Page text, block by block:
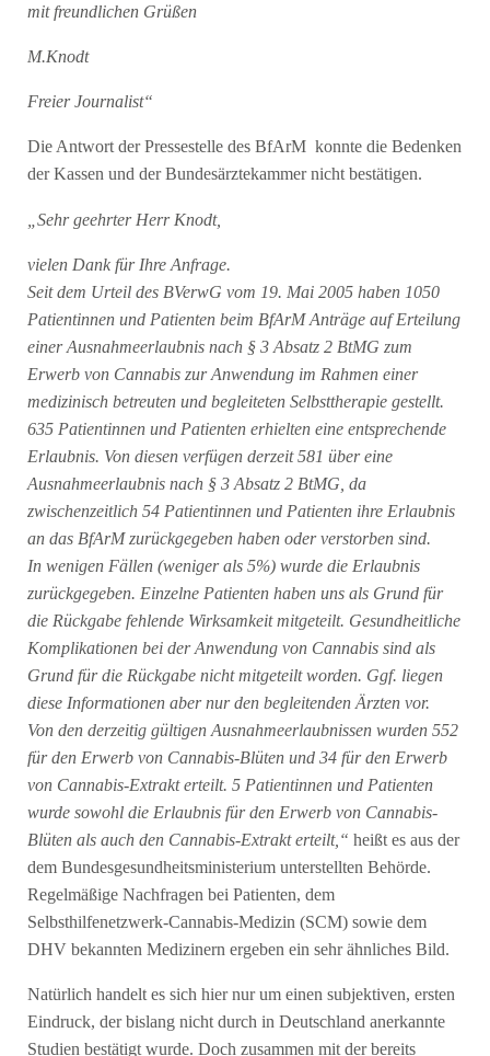
mit freundlichen Grüßen
M.Knodt
Freier Journalist“
Die Antwort der Pressestelle des BfArM konnte die Bedenken
der Kassen und der Bundesärztekammer nicht bestätigen.
„Sehr geehrter Herr Knodt,
vielen Dank für Ihre Anfrage.
Seit dem Urteil des BVerwG vom 19. Mai 2005 haben 1050
Patientinnen und Patienten beim BfArM Anträge auf Erteilung
einer Ausnahmeerlaubnis nach § 3 Absatz 2 BtMG zum
Erwerb von Cannabis zur Anwendung im Rahmen einer
medizinisch betreuten und begleiteten Selbsttherapie gestellt.
635 Patientinnen und Patienten erhielten eine entsprechende
Erlaubnis. Von diesen verfügen derzeit 581 über eine
Ausnahmeerlaubnis nach § 3 Absatz 2 BtMG, da
zwischenzeitlich 54 Patientinnen und Patienten ihre Erlaubnis
an das BfArM zurückgegeben haben oder verstorben sind.
In wenigen Fällen (weniger als 5%) wurde die Erlaubnis
zurückgegeben. Einzelne Patienten haben uns als Grund für
die Rückgabe fehlende Wirksamkeit mitgeteilt. Gesundheitliche
Komplikationen bei der Anwendung von Cannabis sind als
Grund für die Rückgabe nicht mitgeteilt worden. Ggf. liegen
diese Informationen aber nur den begleitenden Ärzten vor.
Von den derzeitig gültigen Ausnahmeerlaubnissen wurden 552
für den Erwerb von Cannabis-Blüten und 34 für den Erwerb
von Cannabis-Extrakt erteilt. 5 Patientinnen und Patienten
wurde sowohl die Erlaubnis für den Erwerb von Cannabis-
Blüten als auch den Cannabis-Extrakt erteilt,“heißt es aus der
dem Bundesgesundheitsministerium unterstellten Behörde.
Regelmäßige Nachfragen bei Patienten, dem
Selbsthilfenetzwerk-Cannabis-Medizin (SCM) sowie dem
DHV bekannten Medizinern ergeben ein sehr ähnliches Bild.
Natürlich handelt es sich hier nur um einen subjektiven, ersten
Eindruck, der bislang nicht durch in Deutschland anerkannte
Studien bestätigt wurde. Doch zusammen mit der bereits